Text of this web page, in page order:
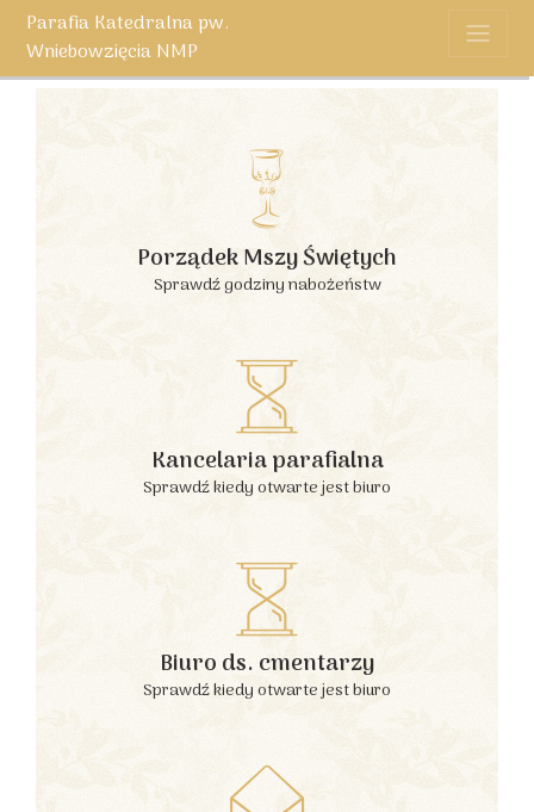
Parafia Katedralna pw.
Wniebowzięcia NMP
Porządek Mszy Świętych
Sprawdź godziny nabożeństw
Kancelaria parafialna
Sprawdź kiedy otwarte jest biuro
Biuro ds. cmentarzy
Sprawdź kiedy otwarte jest biuro